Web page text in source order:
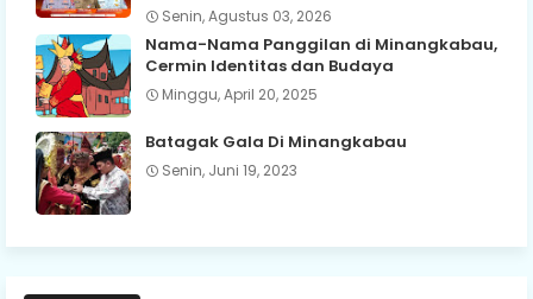
Senin, Agustus 03, 2026
Nama-Nama Panggilan di Minangkabau,
Cermin Identitas dan Budaya
Minggu, April 20, 2025
Batagak Gala Di Minangkabau
Senin, Juni 19, 2023